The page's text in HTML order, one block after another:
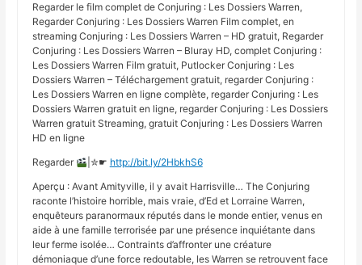
Regarder le film complet de Conjuring : Les Dossiers Warren,
Regarder Conjuring : Les Dossiers Warren Film complet, en
streaming Conjuring : Les Dossiers Warren – HD gratuit, Regarder
Conjuring : Les Dossiers Warren – Bluray HD, complet Conjuring :
Les Dossiers Warren Film gratuit, Putlocker Conjuring : Les
Dossiers Warren – Téléchargement gratuit, regarder Conjuring :
Les Dossiers Warren en ligne complète, regarder Conjuring : Les
Dossiers Warren gratuit en ligne, regarder Conjuring : Les Dossiers
Warren gratuit Streaming, gratuit Conjuring : Les Dossiers Warren
HD en ligne
Regarder
|✮☛ http://bit.ly/2HbkhS6
Aperçu : Avant Amityville, il y avait Harrisville… The Conjuring
raconte l’histoire horrible, mais vraie, d’Ed et Lorraine Warren,
enquêteurs paranormaux réputés dans le monde entier, venus en
aide à une famille terrorisée par une présence inquiétante dans
leur ferme isolée… Contraints d’affronter une créature
démoniaque d’une force redoutable, les Warren se retrouvent face